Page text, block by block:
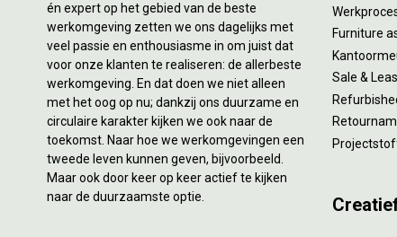
én expert op het gebied van de beste
werkomgeving zetten we ons dagelijks met
veel passie en enthousiasme in om juist dat
voor onze klanten te realiseren: de allerbeste
werkomgeving. En dat doen we niet alleen
met het oog op nu; dankzij ons duurzame en
circulaire karakter kijken we ook naar de
toekomst. Naar hoe we werkomgevingen een
tweede leven kunnen geven, bijvoorbeeld.
Maar ook door keer op keer actief te kijken
naar de duurzaamste optie.
Furniture
Sale &